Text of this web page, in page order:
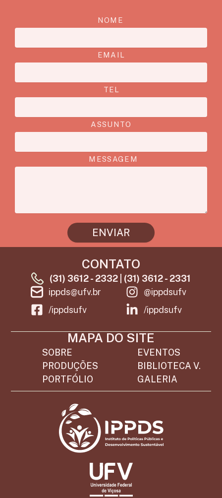
NOME
EMAIL
TEL
ASSUNTO
MESSAGEM
ENVIAR
CONTATO
(31) 3612 - 2332 | (31) 3612 - 2331
ippds@ufv.br
/ippdsufv
@ippdsufv
/ippdsufv
MAPA DO SITE
SOBRE
PRODUÇÕES
PORTFÓLIO
EVENTOS
BIBLIOTECA V.
GALERIA